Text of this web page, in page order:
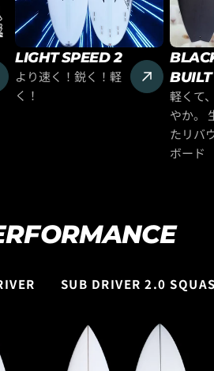
LIGHT SPEED 2
より速く！鋭く！軽
く！
BUILT
軽くて
やか。
たリバ
ボード
SUB DRIVER 2.0